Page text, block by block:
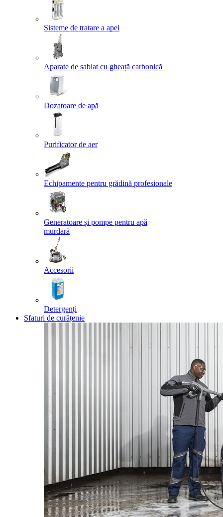
Sisteme de tratare a apei
Aparate de sablat cu gheață carbonică
Dozatoare de apă
Purificator de aer
Echipamente pentru grădină profesionale
Generatoare și pompe pentru apă
murdară
Accesorii
Detergenți
Sfaturi de curățenie